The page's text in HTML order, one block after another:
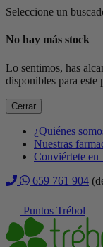
Seleccione un
No hay más stock
Lo sentimos, has
disponibles para este
Cerrar
¿Quiénes
Nuestras
Conviértete en
659 761 904
Puntos Trébol